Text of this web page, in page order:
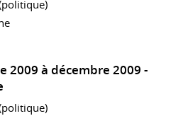
2009 à décembre 2009